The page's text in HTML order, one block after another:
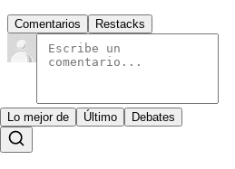
Comentarios Restacks
Lo mejor de Último Debates